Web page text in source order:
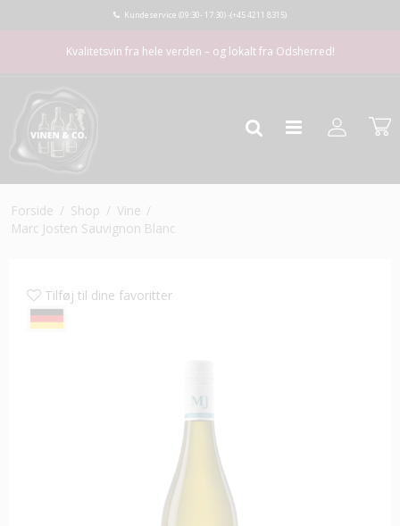
Kundeservice (09:30- 17:30) -(+45 4211 8315)
Kvalitetsvin fra hele verden – og lokalt fra Odsherred!
Forside / Shop / Vine /
Marc Josten Sauvignon Blanc
Tilføj til dine favoritter